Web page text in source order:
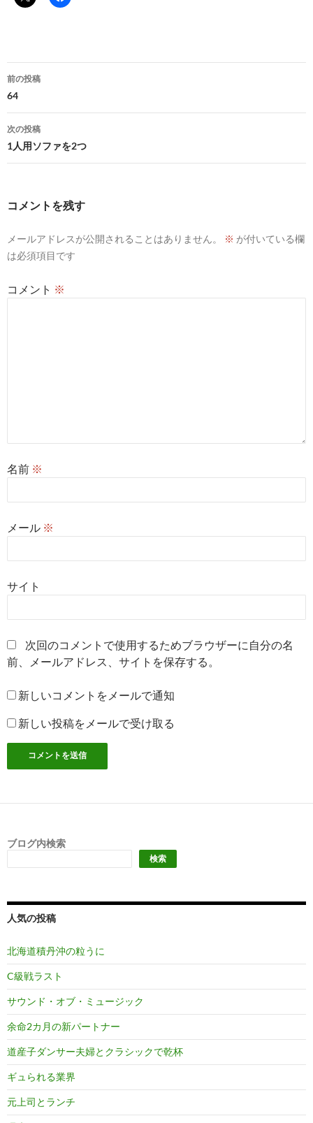
投
稿
ナ
ビ
ゲ
ョ
前の投稿
64
次の投稿
1人用ソファを2つ
コメントを残す
メールアドレスが公開されることはありません。 ※ が付いている欄
は必須項目です
コメント ※
名前 ※
メール ※
サイト
次回のコメントで使用するためブラウザーに自分の名
前、メールアドレス、サイトを保存する。
新しいコメントをメールで通知
新しい投稿をメールで受け取る
ブログ内検索
検索
人気の投稿
北海道積丹沖の粒うに
C級戦ラスト
サウンド・オブ・ミュージック
余命2カ月の新パートナー
道産子ダンサー夫婦とクラシックで乾杯
ギュられる業界
元上司とランチ